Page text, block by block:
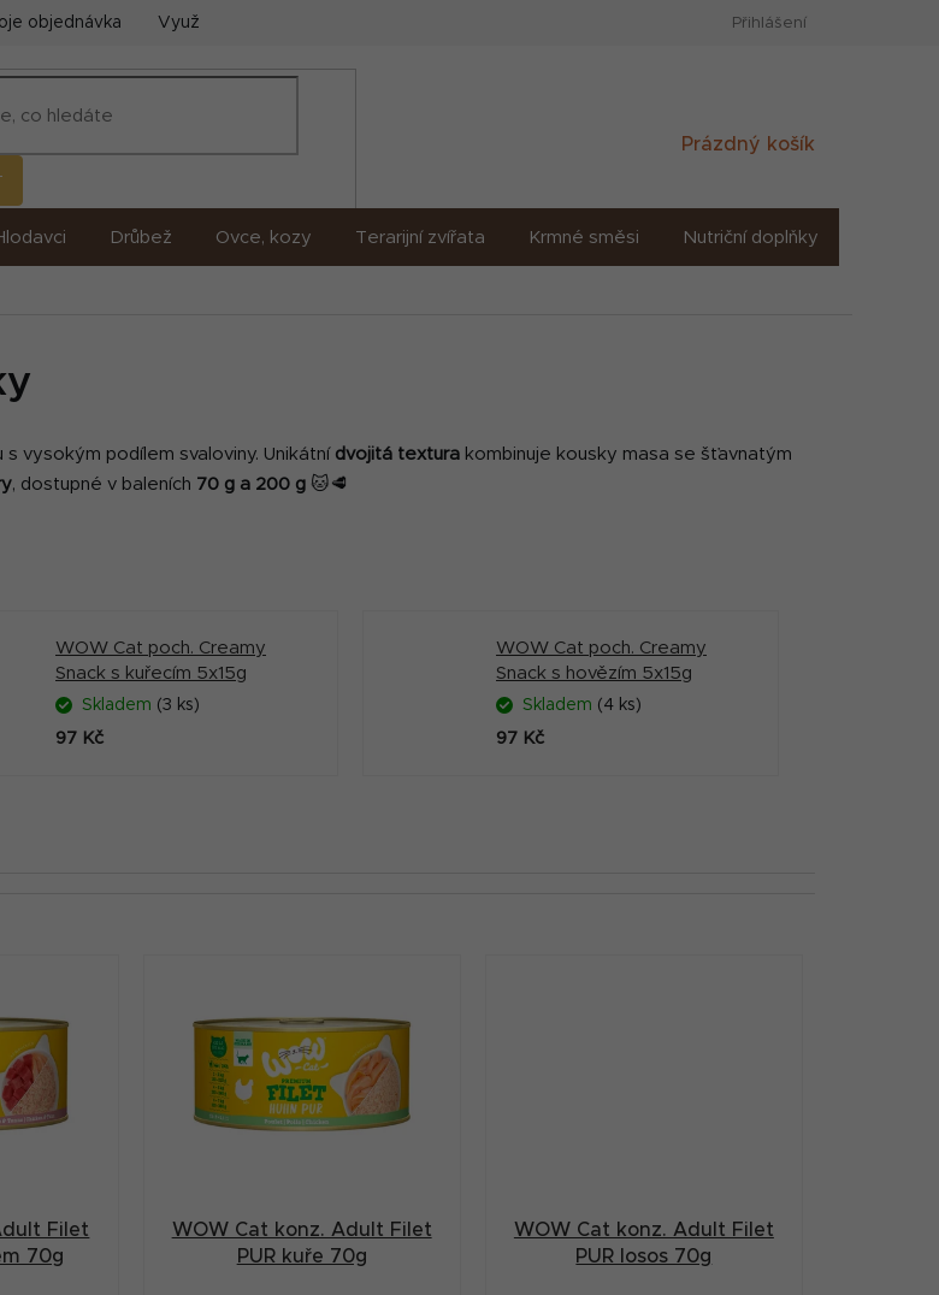
objednávka Využití umělé inteligence (AI) Přihlášení
Nákupní
Prázdný košík
Drůbež Ovce, kozy Terarijní zvířata Krmné směsi Nutriční doplňky
vysokým podílem svaloviny. Unikátní dvojitá textura kombinuje kousky masa se šťavnatým
, dostupné v baleních 70 g a 200 g 🐱🥩
WOW Cat poch. Creamy
Snack s kuřecím 5x15g
Skladem (3 ks)
97 Kč
WOW Cat poch. Creamy
Snack s hovězím 5x15g
Skladem (4 ks)
97 Kč
Filet
70g
WOW Cat konz. Adult Filet
PUR kuře 70g
WOW Cat konz. Adult Filet
PUR losos 70g